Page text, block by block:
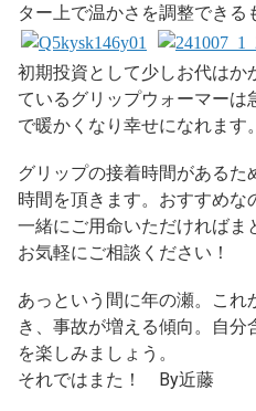
ター上で温かさを調整できる
初期投資として少しお代はか
ているグリップウォーマーは
で暖かくなり幸せになれます。
グリップの接着時間があるた
時間を頂きます。おすすめな
一緒にご用命いただければま
お気軽にご相談ください！
あっという間に年の瀬。これ
き、事故が増える傾向。自分
を楽しみましょう。
それではまた！ By近藤